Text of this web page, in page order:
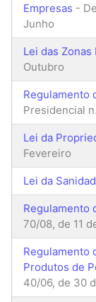
Empresas -
Junho
Lei das Zonas
Outubro
Regulamento
Presidencial
Lei da
Fevereiro
Lei da
Regulamento
70/08, de 11
Regulamento
Produtos de
40/06, de 30